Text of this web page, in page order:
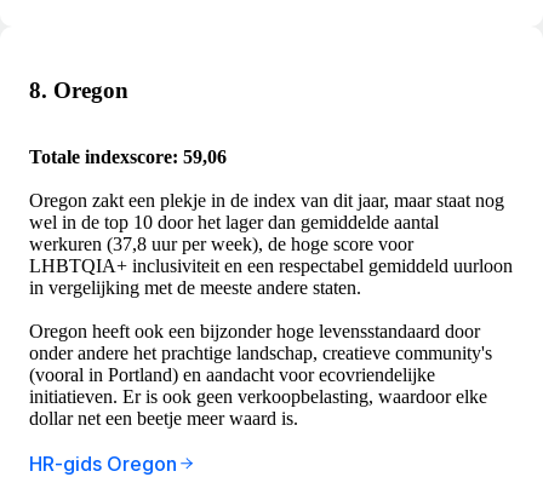
8. Oregon
Totale indexscore: 59,06
Oregon zakt een plekje in de index van dit jaar, maar staat nog
wel in de top 10 door het lager dan gemiddelde aantal
werkuren (37,8 uur per week), de hoge score voor
LHBTQIA+ inclusiviteit en een respectabel gemiddeld uurloon
in vergelijking met de meeste andere staten.
Oregon heeft ook een bijzonder hoge levensstandaard door
onder andere het prachtige landschap, creatieve community's
(vooral in Portland) en aandacht voor ecovriendelijke
initiatieven. Er is ook geen verkoopbelasting, waardoor elke
dollar net een beetje meer waard is.
HR-gids Oregon